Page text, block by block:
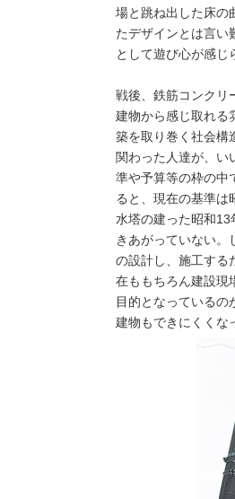
場と跳ね出した床の
たデザインとは言い
として遊び心が感じ
戦後、鉄筋コンクリ
建物から感じ取れる
築を取り巻く社会構
関わった人達が、い
準や予算等の枠の中
ると、現在の基準は
水塔の建った昭和
きあがっていない
の設計し、施工する
在ももちろん建設現
目的となっているの
建物もできにくくな